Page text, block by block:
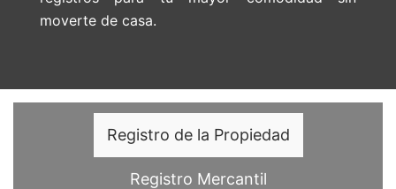
moverte de casa.
Registro de la Propiedad
Registro Mercantil